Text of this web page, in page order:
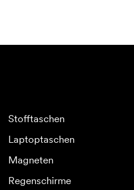
Stofftaschen
Laptoptaschen
Magneten
Regenschirme